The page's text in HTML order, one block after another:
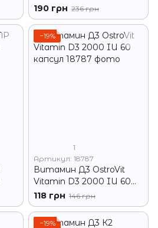
таб
190 грн 236 грн
−19%
1
Артикул: 18787
Витамин Д3 OstroVit
Vitamin D3 2000 IU 60
капсул
118 грн 146 грн
−19%